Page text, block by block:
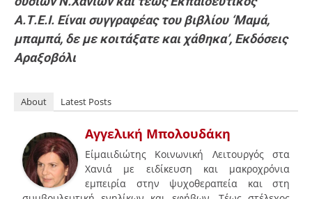
Α.Τ.Ε.Ι. Είναι συγγραφέας του βιβλίου ‘Μαμά,
μπαμπά, δε με κοιτάξατε και χάθηκα’, Εκδόσεις
Αραξοβόλι
About Latest Posts
Αγγελική Μπολουδάκη
Είμαιιδιώτης Κοινωνική Λειτουργός στα
Χανιά με ειδίκευση και μακροχρόνια
εμπειρία στην ψυχοθεραπεία και στη